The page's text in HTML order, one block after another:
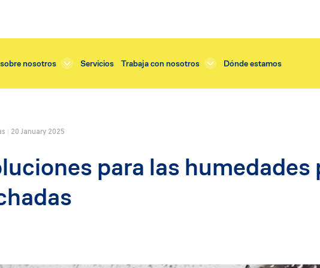
exterior
Renovación enlucido
Renovación balcones
nosotros Servicios Trabaja con nosotros Dónde estamos
20 January 2025
para las